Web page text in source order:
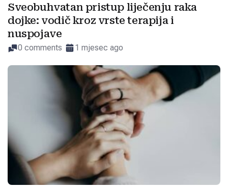
Sveobuhvatan pristup liječenju raka
dojke: vodič kroz vrste terapija i
nuspojave
0 comments 1 mjesec ago